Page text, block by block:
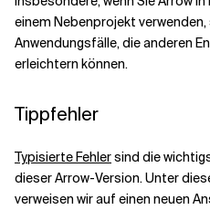
einem Nebenprojekt
Anwendungsfälle, die anderen
erleichtern können.
Tippfehler
Typisierte Fehlersind die
dieser Arrow-Version. Unter
verweisen wir auf einen neuen